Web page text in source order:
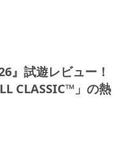
』試遊レビュー！
CLASSIC™」の熱